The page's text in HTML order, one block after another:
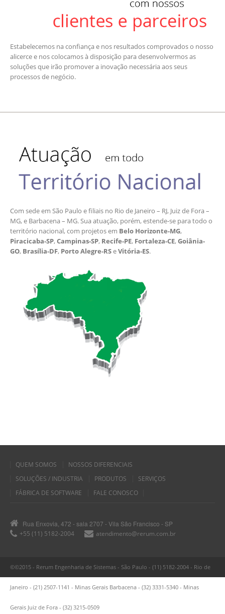
Estabelecemos na confiança e nos resultados comprovados o nosso
alicerce e nos colocamos à disposição para desenvolvermos as
soluções que irão promover a inovação necessária aos seus
processos de negócio.
Com sede em São Paulo e filiais no Rio de Janeiro – RJ, Juiz de Fora –
MG, e Barbacena – MG. Sua atuação, porém, estende-se para todo o
território nacional, com projetos em Belo Horizonte-MG,
Piracicaba-SP,Campinas-SP, Recife-PE, Fortaleza-CE,Goiânia-
GO, Brasília-DF, Porto Alegre-RSeVitória-ES.
QUEM SOMOS
NOSSOS DIFERENCIAIS
SOLUÇÕES / INDUSTRIA
PRODUTOS
SERVIÇOS
FÁBRICA DE SOFTWARE
FALE CONOSCO
Rua Enxovia, 472 - sala 2707 - Vila São Francisco - SP
+55 (11) 5182-2004
atendimento@rerum.com.br
©©2015 - Rerum Engenharia de Sistemas - São Paulo - (11) 5182-2004 - Rio de
Janeiro - (21) 2507-1141 - Minas Gerais Barbacena - (32) 3331-5340 - Minas
Gerais Juiz de Fora - (32) 3215-0509